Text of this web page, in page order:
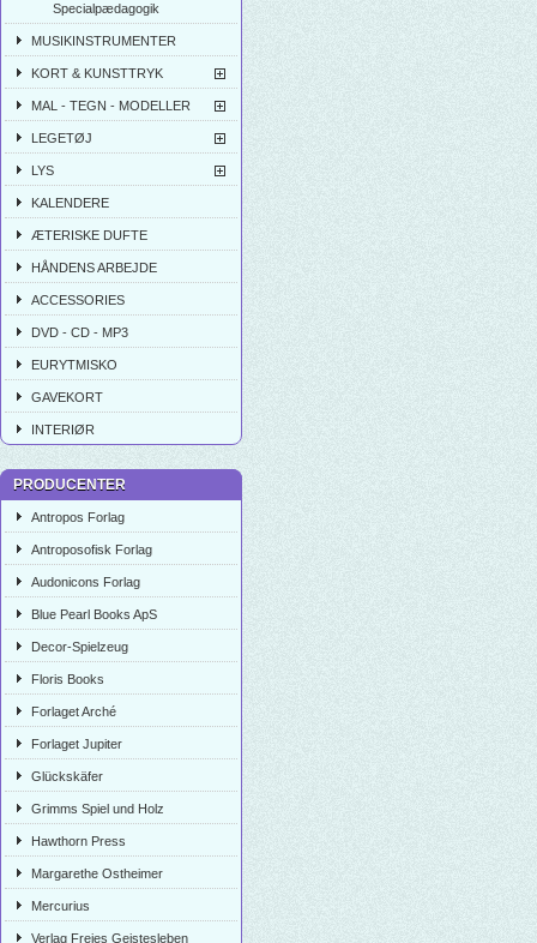
Specialpædagogik
MUSIKINSTRUMENTER
KORT & KUNSTTRYK
MAL - TEGN - MODELLER
LEGETØJ
LYS
KALENDERE
ÆTERISKE DUFTE
HÅNDENS ARBEJDE
ACCESSORIES
DVD - CD - MP3
EURYTMISKO
GAVEKORT
INTERIØR
PRODUCENTER
Antropos Forlag
Antroposofisk Forlag
Audonicons Forlag
Blue Pearl Books ApS
Decor-Spielzeug
Floris Books
Forlaget Arché
Forlaget Jupiter
Glückskäfer
Grimms Spiel und Holz
Hawthorn Press
Margarethe Ostheimer
Mercurius
Verlag Freies Geistesleben